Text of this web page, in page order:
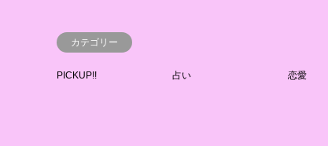
カテゴリー
PICKUP!! 占い 恋愛